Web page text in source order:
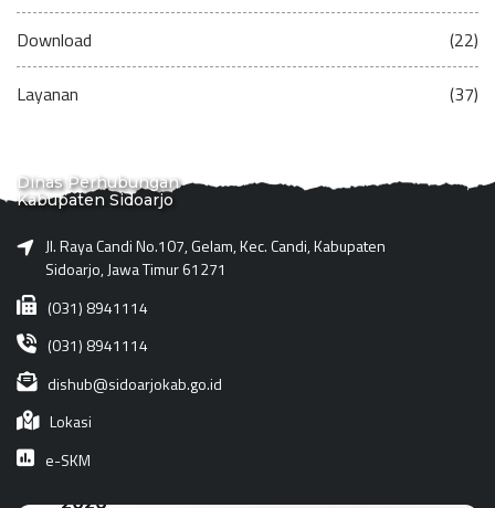
Download (22)
Layanan (37)
Dinas Perhubungan
Kabupaten Sidoarjo
Jl. Raya Candi No.107, Gelam, Kec. Candi, Kabupaten
Sidoarjo, Jawa Timur 61271
(031) 8941114
(031) 8941114
dishub@sidoarjokab.go.id
Lokasi
e-SKM